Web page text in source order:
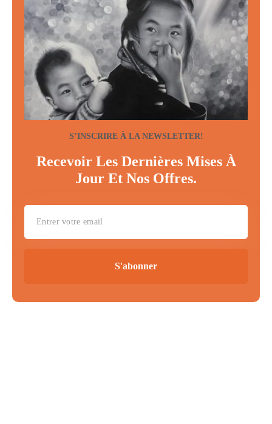
S’INSCRIRE À LA NEWSLETTER!
Recevoir Les Dernières Mises À
Jour Et Nos Offres.
S'abonner